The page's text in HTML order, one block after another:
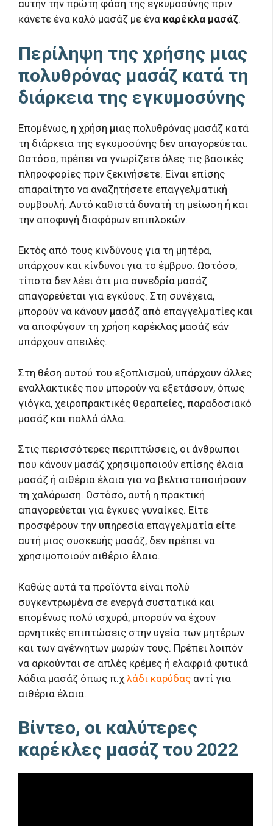
αυτήν την πρώτη φάση της εγκυμοσύνης πριν
κάνετε ένα καλό μασάζ με ένα καρέκλα μασάζ.
Περίληψη της χρήσης μιας
πολυθρόνας μασάζ κατά τη
διάρκεια της εγκυμοσύνης
Επομένως, η χρήση μιας πολυθρόνας μασάζ κατά
τη διάρκεια της εγκυμοσύνης δεν απαγορεύεται.
Ωστόσο, πρέπει να γνωρίζετε όλες τις βασικές
πληροφορίες πριν ξεκινήσετε. Είναι επίσης
απαραίτητο να αναζητήσετε επαγγελματική
συμβουλή. Αυτό καθιστά δυνατή τη μείωση ή και
την αποφυγή διαφόρων επιπλοκών.
Εκτός από τους κινδύνους για τη μητέρα,
υπάρχουν και κίνδυνοι για το έμβρυο. Ωστόσο,
τίποτα δεν λέει ότι μια συνεδρία μασάζ
απαγορεύεται για εγκύους. Στη συνέχεια,
μπορούν να κάνουν μασάζ από επαγγελματίες και
να αποφύγουν τη χρήση καρέκλας μασάζ εάν
υπάρχουν απειλές.
Στη θέση αυτού του εξοπλισμού, υπάρχουν άλλες
εναλλακτικές που μπορούν να εξετάσουν, όπως
γιόγκα, χειροπρακτικές θεραπείες, παραδοσιακό
μασάζ και πολλά άλλα.
Στις περισσότερες περιπτώσεις, οι άνθρωποι
που κάνουν μασάζ χρησιμοποιούν επίσης έλαια
μασάζ ή αιθέρια έλαια για να βελτιστοποιήσουν
τη χαλάρωση. Ωστόσο, αυτή η πρακτική
απαγορεύεται για έγκυες γυναίκες. Είτε
προσφέρουν την υπηρεσία επαγγελματία είτε
αυτή μιας συσκευής μασάζ, δεν πρέπει να
χρησιμοποιούν αιθέριο έλαιο.
Καθώς αυτά τα προϊόντα είναι πολύ
συγκεντρωμένα σε ενεργά συστατικά και
επομένως πολύ ισχυρά, μπορούν να έχουν
αρνητικές επιπτώσεις στην υγεία των μητέρων
και των αγέννητων μωρών τους. Πρέπει λοιπόν
να αρκούνται σε απλές κρέμες ή ελαφριά φυτικά
λάδια μασάζ όπως π.χ λάδι καρύδας αντί για
αιθέρια έλαια.
Βίντεο, οι καλύτερες
καρέκλες μασάζ του 2022